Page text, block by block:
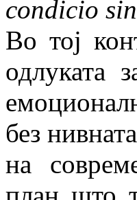
condicio
Во тој
одлуката
без
на